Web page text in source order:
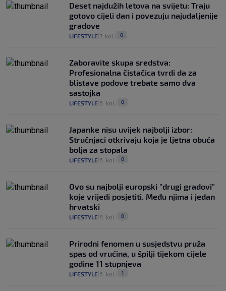
Deset najdužih letova na svijetu: Traju
gotovo cijeli dan i povezuju najudaljenije
gradove
LIFESTYLE 7. kol. 0
Zaboravite skupa sredstva:
Profesionalna čistačica tvrdi da za
blistave podove trebate samo dva
sastojka
LIFESTYLE 6. kol. 0
Japanke nisu uvijek najbolji izbor:
Stručnjaci otkrivaju koja je ljetna obuća
bolja za stopala
LIFESTYLE 6. kol. 0
Ovo su najbolji europski "drugi gradovi"
koje vrijedi posjetiti. Među njima i jedan
hrvatski
LIFESTYLE 6. kol. 0
Prirodni fenomen u susjedstvu pruža
spas od vrućina, u špilji tijekom cijele
godine 11 stupnjeva
LIFESTYLE 6. kol. 1